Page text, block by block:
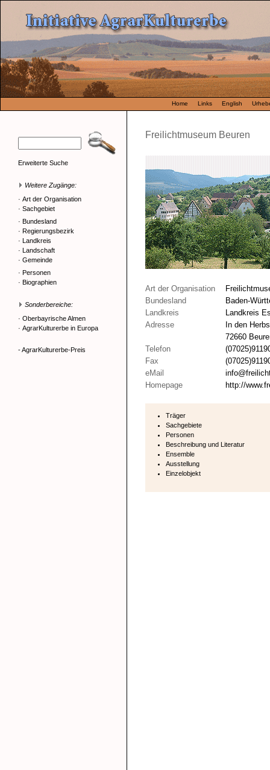
Home Links English
Erweiterte Suche
Weitere Zugänge:
· Art der Organisation
· Sachgebiet
· Bundesland
· Regierungsbezirk
· Landkreis
· Landschaft
· Gemeinde
· Personen
· Biographien
Sonderbereiche:
· Oberbayrische Almen
· AgrarKulturerbe in Europa
- AgrarKulturerbe-Preis
Freilichtmuseum Beuren
Art der Organisation
Bundesland
Baden-
Landkreis
Landkreis
Adresse
In den
72660
Telefon
Fax
eMail
Homepage
http://
Träger
Sachgebiete
Personen
Beschreibung und Literatur
Ensemble
Ausstellung
Einzelobjekt